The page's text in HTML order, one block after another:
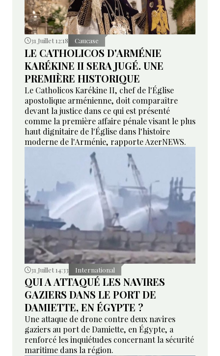
31 Juillet 12:18 Caucase
LE CATHOLICOS D'ARMÉNIE
KARÉKINE II SERA JUGÉ. UNE
PREMIÈRE HISTORIQUE
Le Catholicos Karékine II, chef de l'Église
apostolique arménienne, doit comparaître
devant la justice dans ce qui est présenté
comme la première affaire pénale visant le plus
haut dignitaire de l'Église dans l'histoire
moderne de l'Arménie, rapporte AzerNEWS.
31 Juillet 14:33 International
QUI A ATTAQUÉ LES NAVIRES
GAZIERS DANS LE PORT DE
DAMIETTE, EN ÉGYPTE ?
Une attaque de drone contre deux navires
gaziers au port de Damiette, en Égypte, a
renforcé les inquiétudes concernant la sécurité
maritime dans la région.